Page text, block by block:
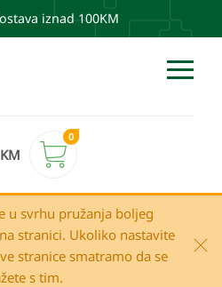
iznad 100KM
KM
0
u svrhu pružanja boljeg
stranici. Ukoliko nastavite
stranice smatramo da se
s tim.